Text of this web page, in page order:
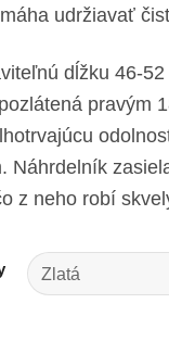
udržiavať
dĺžku 46-
pravým
Náhrdelník
z neho robí